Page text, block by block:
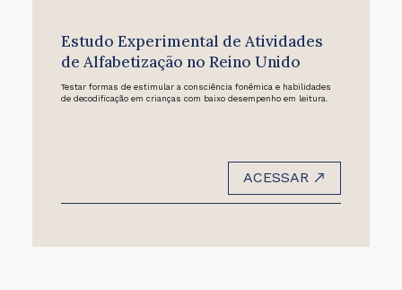
Estudo Experimental de Atividades
de Alfabetização no Reino Unido
Testar formas de estimular a consciência fonêmica e habilidades
de decodificação em crianças com baixo desempenho em leitura.
ACESSAR